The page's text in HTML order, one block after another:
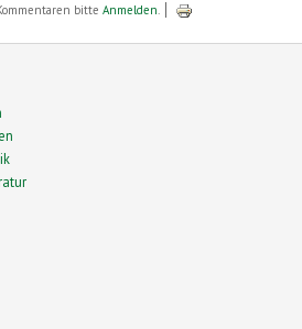
bitte Anmelden.